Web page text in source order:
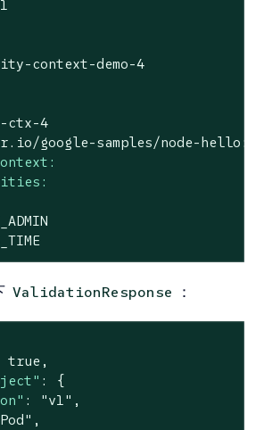
context-demo-4
ctx-4
google-samples/node-
ValidationResponse ：
true,
: {
: "v1" ,
,